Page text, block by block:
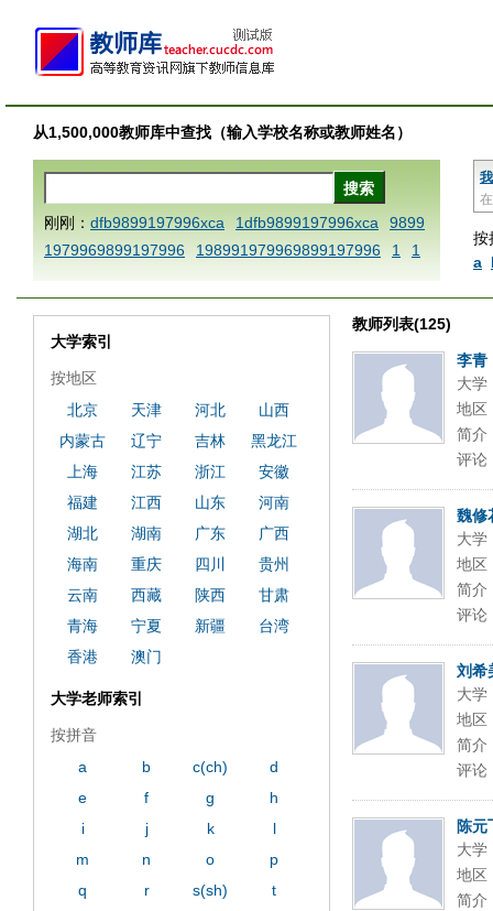
从1,500,000教师库中查找（输入学校名称或教师姓名）
按
a
刚刚： dfb9899197996xca 1dfb9899197996xca
9899
1979969899197996
198991979969899197996 1
1
AAABBBCCCdefine blablaenddefine dfbxyzendtemplat
1dfbmath key98991 methodmultiply operand97996x
1dfbxca12
3
1dfbzzzzzzzzbbbccccdddeeexcareplacezo
b 9899197996 xca
AAABBBCCCdefine blablaenddefin
e dfbxyzendtemplate dfbCCCBBBAAA
dfb989919
7996x
dfbabctitlexca
dfbmath key98991 methodmulti
ply operand97996xca
dfbsetx9899197996xxca
教师列表(125)
李青
大学
地区
简介
评论
魏修
大学
地区
简介
评论
刘希
大学
地区
简介
评论
陈元
大学
地区
简介
大学索引
按地区
北京
天津 河北
山西
内蒙古
辽宁 吉林
黑龙江
上海
江苏 浙江
安徽
福建
江西 山东
河南
湖北
湖南 广东
广西
海南
重庆 四川
贵州
云南
西藏 陕西
甘肃
青海
宁夏 新疆
台湾
香港
澳门
大学老师索引
按拼音
a
b c(ch)
d
e
f g
h
i
j k
l
m
n o
p
q
r s(sh)
t